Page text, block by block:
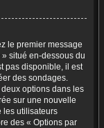
le premier message
situé en-dessous du
pas disponible, il est
des sondages.
options dans les
sur une nouvelle
les utilisateurs
des « Options par